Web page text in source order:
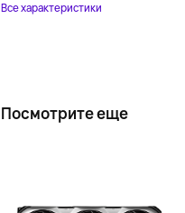
Все характеристики
Посмотрите еще